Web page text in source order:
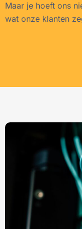
Maar je hoeft ons
wat onze klanten